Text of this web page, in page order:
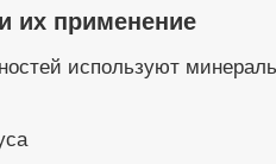
их применение
используют